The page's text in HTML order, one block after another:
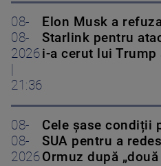
08-
08-
2026
21:36
Elon Musk a
Starlink pentru
i-a cerut lui Trump
08-
08-
2026
Cele șase condiții
SUA pentru a
Ormuz după